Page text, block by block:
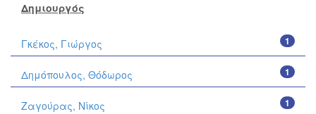
Δημιουργός
1
Γκέκος, Γιώργος
1
Δημόπουλος, Θόδωρος
1
Ζαγούρας, Νίκος